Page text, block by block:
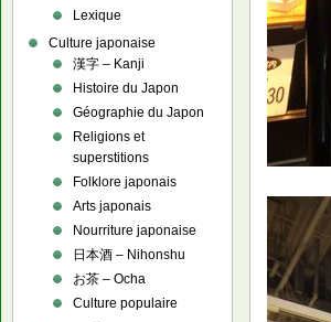
Lexique
Culture japonaise
漢字 – Kanji
Histoire du Japon
Géographie du Japon
Religions et
superstitions
Folklore japonais
Arts japonais
Nourriture japonaise
日本酒 – Nihonshu
お茶 – Ocha
Culture populaire